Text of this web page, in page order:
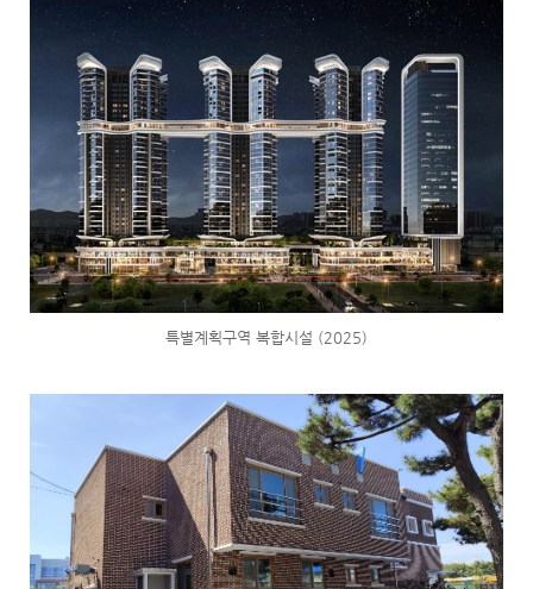
특별계획구역 복합시설 (2025)